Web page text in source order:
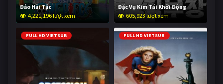
Đảo Hải Tặc
4,221,196 lượt xem
Đặc Vụ Kim Tái Khởi Động
605,923 lượt xem
FULL HD VIETSUB FULL HD VIETSUB